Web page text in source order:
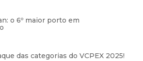
o 6º maior porto em
das categorias do VCPEX 2025!